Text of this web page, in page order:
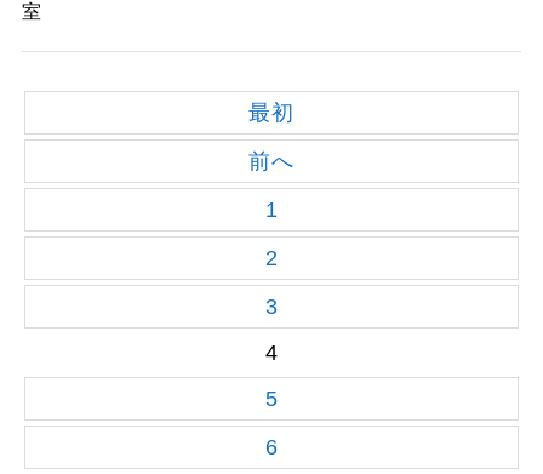
室
最初
前へ
1
2
3
4
5
6